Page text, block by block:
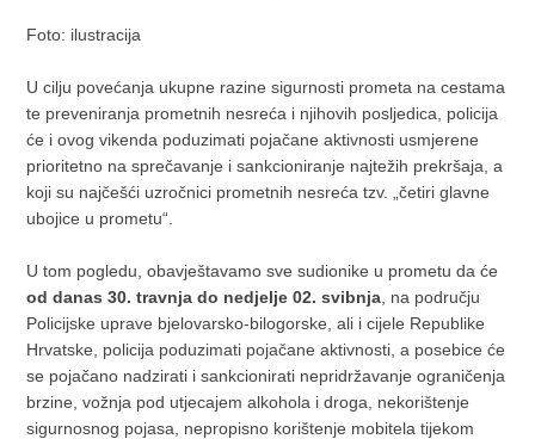
Foto: ilustracija
U cilju povećanja ukupne razine sigurnosti prometa na cestama
te preveniranja prometnih nesreća i njihovih posljedica, policija
će i ovog vikenda poduzimati pojačane aktivnosti usmjerene
prioritetno na sprečavanje i sankcioniranje najtežih prekršaja, a
koji su najčešći uzročnici prometnih nesreća tzv. „četiri glavne
ubojice u prometu“.
U tom pogledu, obavještavamo sve sudionike u prometu da će
od danas 30. travnja do nedjelje 02. svibnja , na području
Policijske uprave bjelovarsko-bilogorske, ali i cijele Republike
Hrvatske, policija poduzimati pojačane aktivnosti, a posebice će
se pojačano nadzirati i sankcionirati nepridržavanje ograničenja
brzine, vožnja pod utjecajem alkohola i droga, nekorištenje
sigurnosnog pojasa, nepropisno korištenje mobitela tijekom